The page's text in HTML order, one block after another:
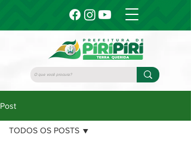
Post
TODOS OS POSTS